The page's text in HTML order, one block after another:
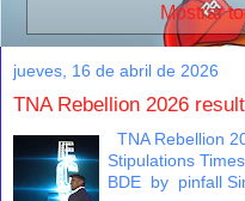
Mostrar
jueves, 16 de abril de 2026
TNA Rebellion 2026
TNA Rebellion
Stipulations
BDE by pinfall